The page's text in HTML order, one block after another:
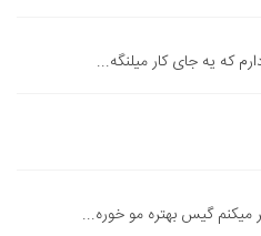
که یه جای کار میلنگه...
میکنم گیس بهتره مو خوره...